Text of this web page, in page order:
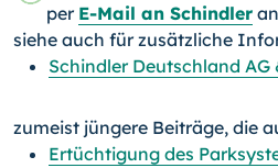
per E-Mail an Schindler
siehe auch für zusätzliche
Schindler Deutschland AG
zumeist jüngere Beiträge, die
Ertüchtigung des